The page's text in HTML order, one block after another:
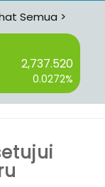
Semua >
2,737.520
0.0272%